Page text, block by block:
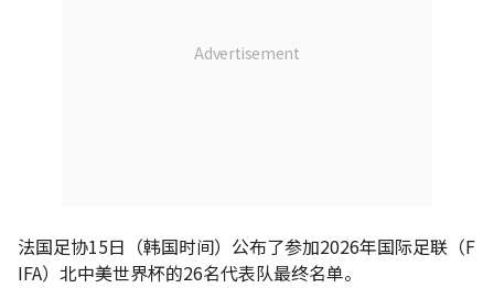
法国足协15日（韩国时间）公布了参加2026年国际足联（F
IFA）北中美世界杯的26名代表队最终名单。